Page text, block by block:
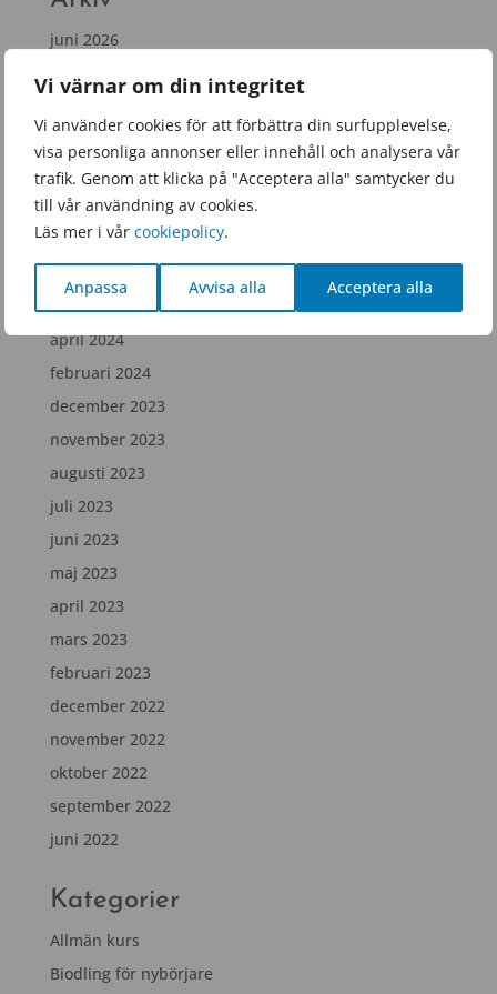
Vi värnar om din integritet
Vi använder cookies för att förbättra din surfupplevelse,
visa personliga annonser eller innehåll och analysera vår
trafik. Genom att klicka på "Acceptera alla" samtycker du
till vår användning av cookies.
Läs mer i vår cookiepolicy.
Anpassa Avvisa alla Acceptera alla
juni 2026
mars 2026
september 2025
juni 2025
februari 2025
december 2024
juli 2024
april 2024
februari 2024
december 2023
november 2023
augusti 2023
juli 2023
juni 2023
maj 2023
april 2023
mars 2023
februari 2023
december 2022
november 2022
oktober 2022
september 2022
juni 2022
Kategorier
Allmän kurs
Biodling för nybörjare